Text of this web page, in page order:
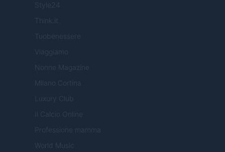
Style24
Think.it
Tuobenessere
Viaggiamo
Nonne Magazine
Milano Cortina
Luxury Club
Il Calcio Online
Professione mamma
World Music